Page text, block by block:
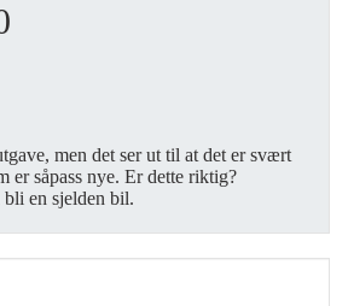
men det ser ut til at det er svært
er såpass nye. Er dette riktig?
en sjelden bil.